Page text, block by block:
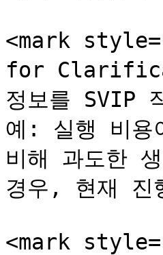
<mark
for
정보를 SVIP
예: 실행 비용
비해 과도한
경우, 현재 진
<mark